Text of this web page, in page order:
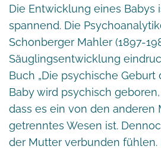
Die Entwicklung eines Babys
spannend. Die
Schonberger Mahler (1897-
Säuglingsentwicklung
Buch „Die psychische Geburt
Baby wird psychisch
dass es ein von den anderen
getrenntes Wesen ist.
der Mutter verbunden fühlen.